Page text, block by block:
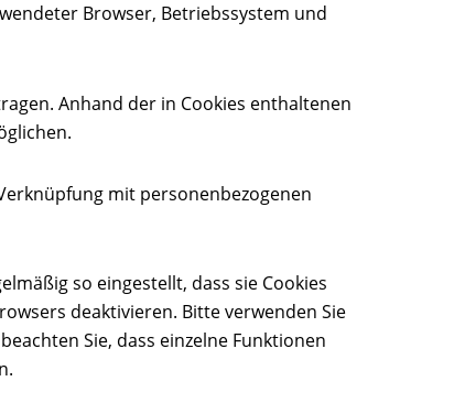
Browser, Betriebssystem und
Anhand der in Cookies enthaltenen
mit personenbezogenen
so eingestellt, dass sie Cookies
deaktivieren. Bitte verwenden Sie
Sie, dass einzelne Funktionen